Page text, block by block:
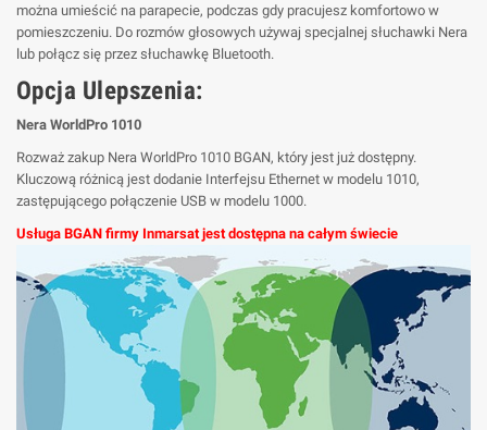
można umieścić na parapecie, podczas gdy pracujesz komfortowo w
pomieszczeniu. Do rozmów głosowych używaj specjalnej słuchawki Nera
lub połącz się przez słuchawkę Bluetooth.
Opcja Ulepszenia:
Nera WorldPro 1010
Rozważ zakup Nera WorldPro 1010 BGAN, który jest już dostępny.
Kluczową różnicą jest dodanie Interfejsu Ethernet w modelu 1010,
zastępującego połączenie USB w modelu 1000.
Usługa BGAN firmy Inmarsat jest dostępna na całym świecie